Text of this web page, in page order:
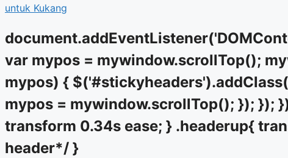
untuk Kukang
var mypos = mywindow.scrollTop();
mypos) {
mypos = mywindow.scrollTop(); }); });
transform 0.34s ease; } .headerup{
header*/ }